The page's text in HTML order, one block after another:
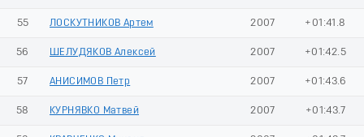
55 ЛОСКУТНИКОВ Артем 2007 +01:41.8
56 ШЕЛУДЯКОВ Алексей 2007 +01:42.5
57 АНИСИМОВ Петр 2007 +01:43.6
58 КУРНЯВКО Матвей 2007 +01:43.7